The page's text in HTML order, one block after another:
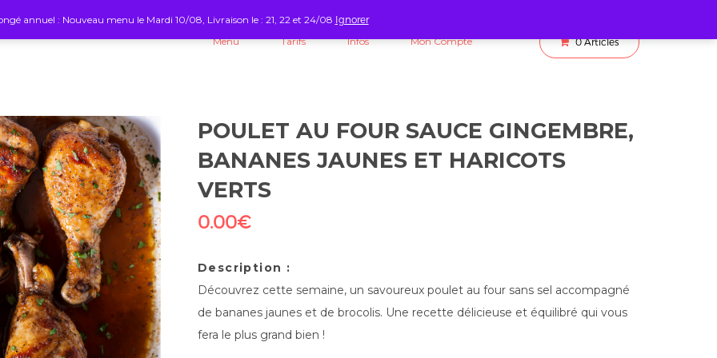
Menu Tarifs Infos Mon Compte 0 Articles
POULET AU FOUR SAUCE GINGEMBRE,
BANANES JAUNES ET HARICOTS
VERTS
0.00€
Description :
Découvrez cette semaine, un savoureux poulet au four sans sel accompagné
de bananes jaunes et de brocolis. Une recette délicieuse et équilibré qui vous
fera le plus grand bien !
annuel : Nouveau menu le Mardi 10/08, Livraison le : 21, 22 et 24/08 Ignorer